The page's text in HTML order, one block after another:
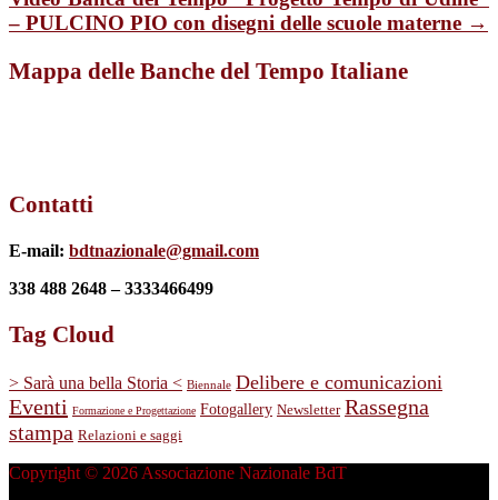
– PULCINO PIO con disegni delle scuole materne →
Mappa delle Banche del Tempo Italiane
Contatti
E-mail: bdtnazionale@gmail.com
338 488 2648 – 3333466499
Tag Cloud
> Sarà una bella Storia < Biennale Delibere e comunicazioni
Eventi Formazione e Progettazione Fotogallery Newsletter Rassegna
stampa Relazioni e saggi
Copyright © 2026 Associazione Nazionale BdT